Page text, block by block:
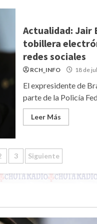
Actualidad: Jair
tobillera
redes sociales
RCH_INFO 18 de
El expresidente de
parte de la Policía
Leer Más
3 Siguiente